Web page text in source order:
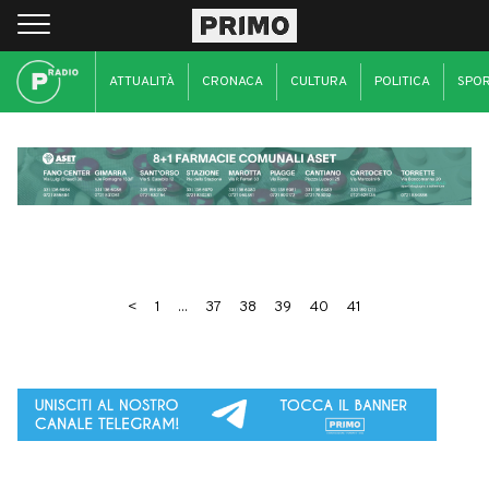
ATTUALITÀ CRONACA CULTURA POLITICA
< 1 ... 37 38 39 40 41